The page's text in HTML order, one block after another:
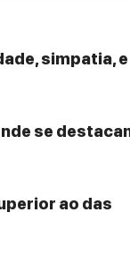
simpatia, e
se
ao das